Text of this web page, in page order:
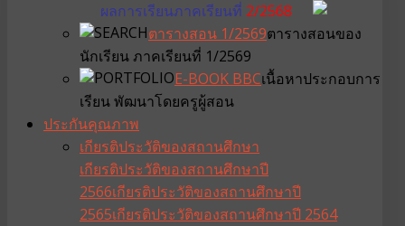
ผลการเรียนภาคเรียนที่ 2/2568
ตารางสอน 1/2569ตารางสอนของ
นักเรียน ภาคเรียนที่ 1/2569
E-BOOK BBCเนื้อหาประกอบการ
เรียน พัฒนาโดยครูผู้สอน
ประกันคุณภาพ
เกียรติประวัติของสถานศึกษา
เกียรติประวัติของสถานศึกษาปี
2566เกียรติประวัติของสถานศึกษาปี
2565เกียรติประวัติของสถานศึกษาปี 2564